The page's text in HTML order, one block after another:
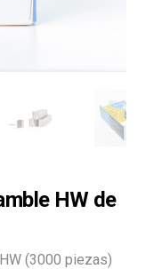
HW de
HW (3000 piezas)